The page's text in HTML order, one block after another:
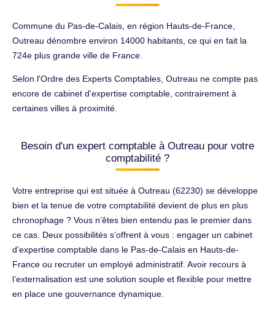
Commune du Pas-de-Calais, en région Hauts-de-France,
Outreau dénombre environ 14000 habitants, ce qui en fait la
724e plus grande ville de France.
Selon l'Ordre des Experts Comptables, Outreau ne compte pas
encore de cabinet d'expertise comptable, contrairement à
certaines villes à proximité.
Besoin d'un expert comptable à Outreau pour votre
comptabilité ?
Votre entreprise qui est située à Outreau (62230) se développe
bien et la tenue de votre comptabilité devient de plus en plus
chronophage ? Vous n’êtes bien entendu pas le premier dans
ce cas. Deux possibilités s’offrent à vous : engager un cabinet
d’expertise comptable dans le Pas-de-Calais en Hauts-de-
France ou recruter un employé administratif. Avoir recours à
l’externalisation est une solution souple et flexible pour mettre
en place une gouvernance dynamique.